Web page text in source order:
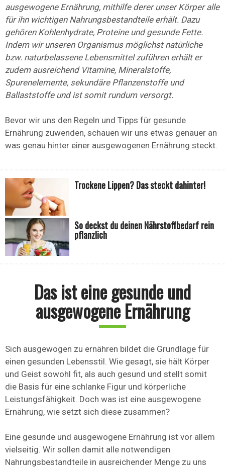
ausgewogene Ernährung, mithilfe derer unser Körper alle
für ihn wichtigen Nahrungsbestandteile erhält. Dazu
gehören Kohlenhydrate, Proteine und gesunde Fette.
Indem wir unseren Organismus möglichst natürliche
bzw. naturbelassene Lebensmittel zuführen erhält er
zudem ausreichend Vitamine, Mineralstoffe,
Spurenelemente, sekundäre Pflanzenstoffe und
Ballaststoffe und ist somit rundum versorgt.
Bevor wir uns den Regeln und Tipps für gesunde
Ernährung zuwenden, schauen wir uns etwas genauer an
was genau hinter einer ausgewogenen Ernährung steckt.
Trockene Lippen? Das steckt dahinter!
So deckst du deinen Nährstoffbedarf rein
pflanzlich
Das ist eine gesunde und
ausgewogene Ernährung
Sich ausgewogen zu ernähren bildet die Grundlage für
einen gesunden Lebensstil. Wie gesagt, sie hält Körper
und Geist sowohl fit, als auch gesund und stellt somit
die Basis für eine schlanke Figur und körperliche
Leistungsfähigkeit. Doch was ist eine ausgewogene
Ernährung, wie setzt sich diese zusammen?
Eine gesunde und ausgewogene Ernährung ist vor allem
vielseitig. Wir sollen damit alle notwendigen
Nahrungsbestandteile in ausreichender Menge zu uns